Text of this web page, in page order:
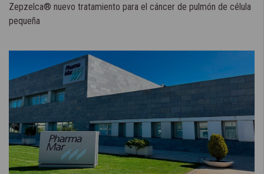
Zepzelca® nuevo tratamiento para el cáncer de pulmón de célula
pequeña